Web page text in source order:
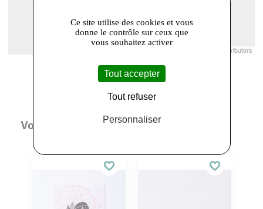
contributors
Vous aimerez aussi
Ce site utilise des cookies et vous
donne le contrôle sur ceux que
vous souhaitez activer
Tout accepter
Tout refuser
Personnaliser